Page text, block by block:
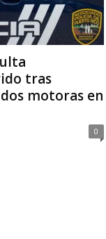
tras
motoras en
0